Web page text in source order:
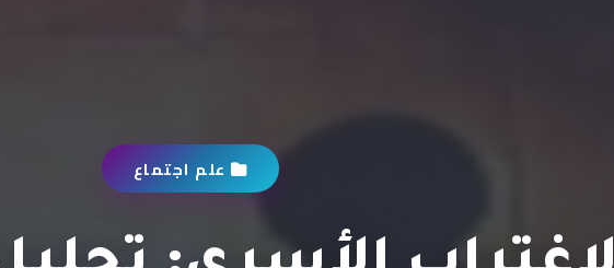
علم اجتماع